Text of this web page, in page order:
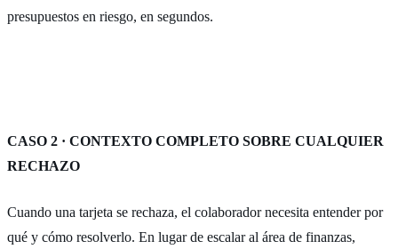
presupuestos en riesgo, en segundos.
CASO 2 · CONTEXTO COMPLETO SOBRE CUALQUIER
RECHAZO
Cuando una tarjeta se rechaza, el colaborador necesita entender por
qué y cómo resolverlo. En lugar de escalar al área de finanzas,